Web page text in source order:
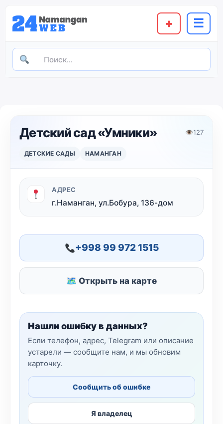
+ ☰
Детский сад «Умники» 👁127
ДЕТСКИЕ САДЫ НАМАНГАН
АДРЕС
г.Наманган, ул.Бобура, 136-дом
+998 99 972 1515
🗺 Открыть на карте
Нашли ошибку в данных?
Если телефон, адрес, Telegram или описание
устарели — сообщите нам, и мы обновим
карточку.
Сообщить об ошибке
Я владелец